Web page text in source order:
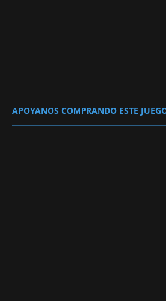
APOYANOS COMPRANDO ESTE